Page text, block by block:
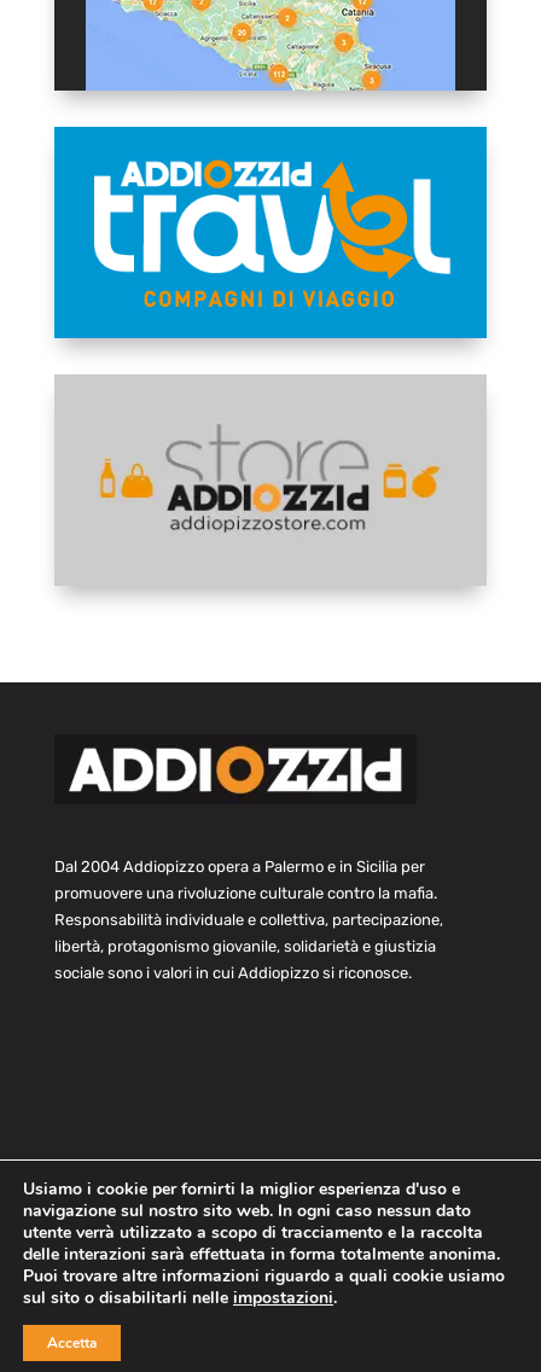
Dal 2004 Addiopizzo opera a Palermo e in Sicilia per
promuovere una rivoluzione culturale contro la mafia.
Responsabilità individuale e collettiva, partecipazione,
libertà, protagonismo giovanile, solidarietà e giustizia
sociale sono i valori in cui Addiopizzo si riconosce.
Home Statuto e bilancio
Contatti
Privacy
Cookie Child Protection Policy
Copyright © 2021 AddioPizzo | Tutti i diritti riservati | Sede
Usiamo i cookie per fornirti la miglior esperienza d'uso e
navigazione sul nostro sito web. In ogni caso nessun dato
utente verrà utilizzato a scopo di tracciamento e la raccolta
delle interazioni sarà effettuata in forma totalmente anonima.
Puoi trovare altre informazioni riguardo a quali cookie usiamo
sul sito o disabilitarli nelle impostazioni.
Accetta